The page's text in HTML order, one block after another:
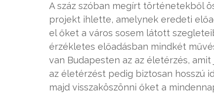
A száz szóban megírt történetekből
projekt ihlette, amelynek eredeti
el őket a város sosem látott
érzékletes előadásban mindkét
van Budapesten az az életérzés,
az életérzést pedig biztosan hosszú
majd visszaköszönni őket a